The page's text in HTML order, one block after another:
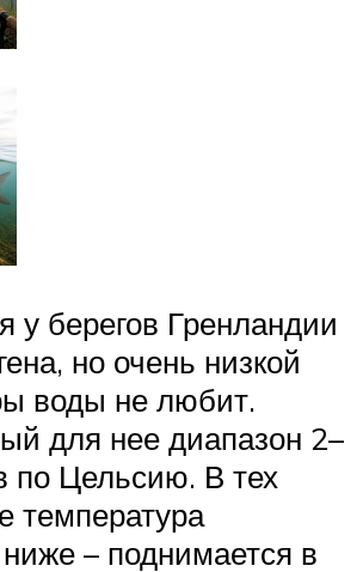
у берегов Гренландии
но очень низкой
воды не любит.
для нее диапазон 2–
по Цельсию. В тех
температура
ниже – поднимается в